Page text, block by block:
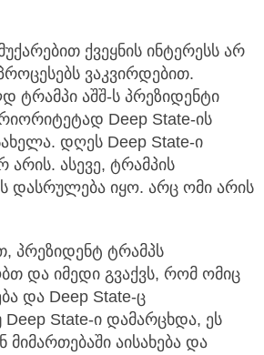
ქვეყნის ინტერესს არ
ვაკვირდებით.
აშშ-ს პრეზიდენტი
Deep State-ის
დღეს Deep State-ი
არის. ასევე, ტრამპის
დასრულება იყო. არც ომი არის
პრეზიდენტ ტრამპს
და იმედი გვაქვს, რომ ომიც
და Deep State-ც
State-ი დამარცხდა, ეს
აისახება და